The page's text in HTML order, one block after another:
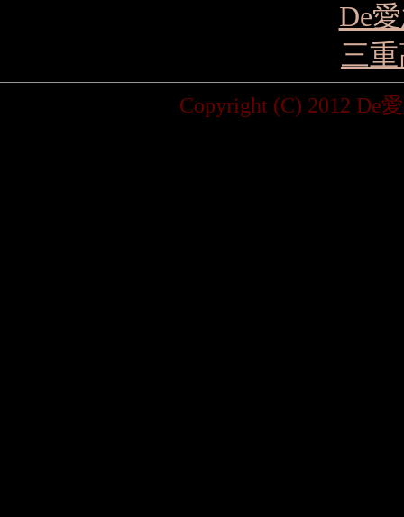
De
三
Copyright (C) 2012 De